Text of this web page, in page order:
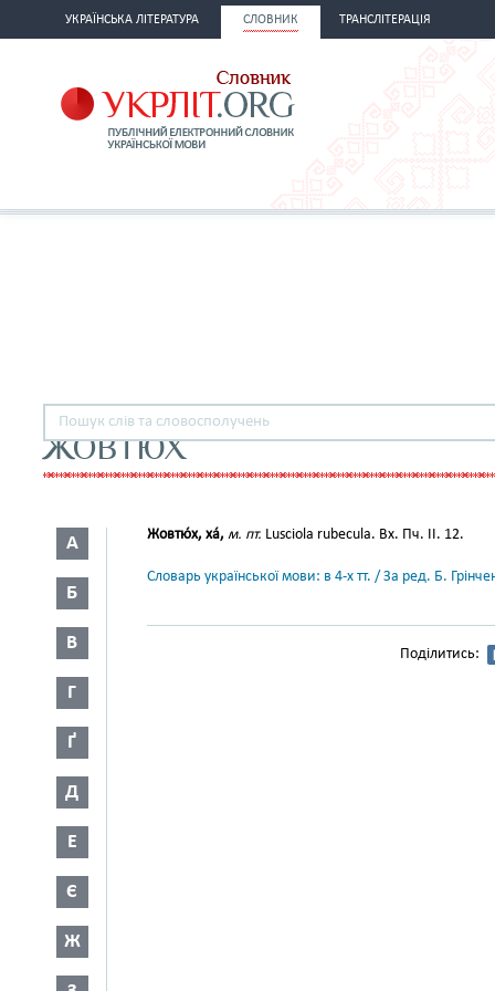
УКРАЇНСЬКА ЛІТЕРАТУРА СЛОВНИК ТРАНСЛІТЕРАЦІЯ
ЖОВТЮХ
А
Б
В
Г
Ґ
Д
Е
Є
Ж
Жовтю́х, ха́, м. пт. Lusciola rubecula. Вх. Пч. II. 12.
Словарь української мови: в 4-х тт. / За ред. Б.
Поділитись: